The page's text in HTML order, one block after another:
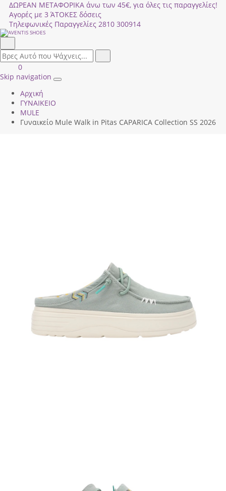
ΔΩΡΕΑΝ ΜΕΤΑΦΟΡΙΚΑ άνω των 45€, για όλες τις παραγγελίες!
Αγορές με 3 ΆΤΟΚΕΣ δόσεις
Τηλεφωνικές Παραγγελίες 2810 300914
field.search
Είσοδος
|
ΚΑΛΑΘΙ
ΑΓΟΡΩΝ
0
Skip navigation
Toggle
Αρχική
ΓΥΝΑΙΚΕΙΟ
MULE
Γυναικείο Mule Walk in Pitas CΑΡΑRΙCΑ Collection SS 2026